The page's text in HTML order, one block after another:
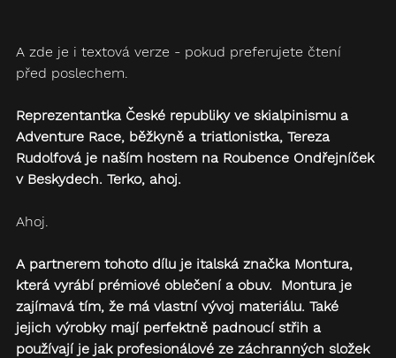
A zde je i textová verze - pokud preferujete čtení
před poslechem.
Reprezentantka České republiky ve skialpinismu a
Adventure Race, běžkyně a triatlonistka, Tereza
Rudolfová je naším hostem na Roubence Ondřejníček
v Beskydech. Terko, ahoj.
Ahoj.
A partnerem tohoto dílu je italská značka Montura,
která vyrábí prémiové oblečení a obuv.  Montura je
zajímavá tím, že má vlastní vývoj materiálu. Také
jejich výrobky mají perfektně padnoucí střih a
používají je jak profesionálové ze záchranných složek